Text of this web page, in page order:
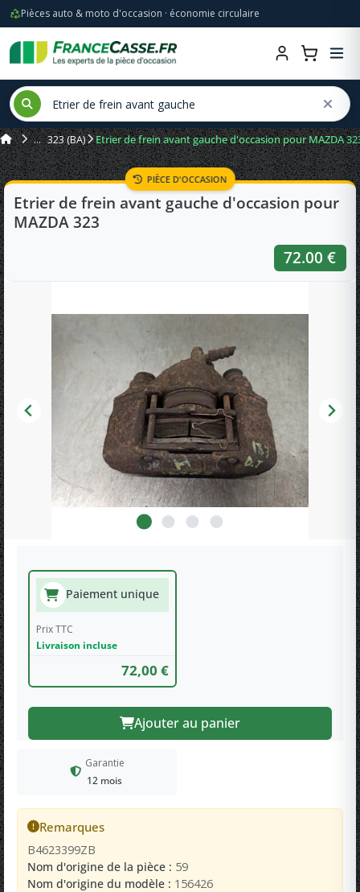
Pièces auto & moto d'occasion · économie circulaire
323 (BA) Etrier de frein avant gauche d'occasion pour MAZDA
PIÈCE D'OCCASION
Etrier de frein avant gauche d'occasion pour
MAZDA 323
72.00 €
Paiement unique
Prix TTC
Livraison incluse
72,00 €
Ajouter au panier
Garantie
12 mois
Remarques
B4623399ZB
Nom d'origine de la pièce : 59
Nom d'origine du modèle : 156426